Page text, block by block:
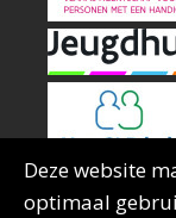
Deze website
optimaal